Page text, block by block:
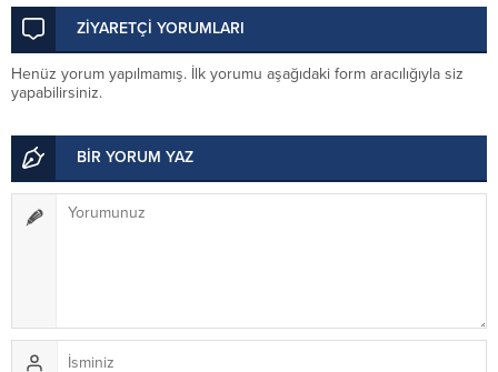
ZİYARETÇİ YORUMLARI
Henüz yorum yapılmamış. İlk yorumu aşağıdaki form aracılığıyla siz
yapabilirsiniz.
BİR YORUM YAZ